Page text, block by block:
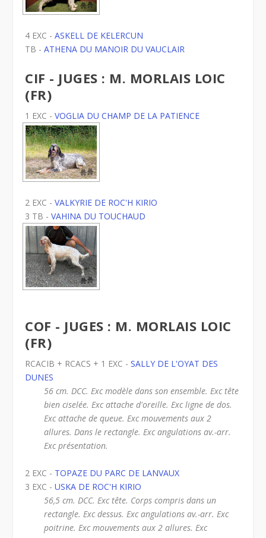
4 EXC -ASKELL DE KELERCUN
TB -ATHENA DU MANOIR DU VAUCLAIR
CIF - JUGES : M. MORLAIS LOIC
(FR)
1 EXC -VOGLIA DU CHAMP DE LA PATIENCE
2 EXC -VALKYRIE DE ROC'H KIRIO
3 TB -VAHINA DU TOUCHAUD
COF - JUGES : M. MORLAIS LOIC
(FR)
RCACIB + RCACS + 1 EXC -SALLY DE L'OYAT DES
DUNES
56 cm. DCC. Exc modèle dans son ensemble. Exc tête
bien ciselée. Exc attache d'oreille. Exc ligne de dos.
Exc attache de queue. Exc mouvements aux 2
allures. Dans le rectangle. Exc angulations av.-arr.
Exc présentation.
2 EXC - TOPAZE DU PARC DE LANVAUX
3 EXC -USKA DE ROC'H KIRIO
56,5 cm. DCC. Exc tête. Corps compris dans un
rectangle. Exc dessus. Exc angulations av.-arr. Exc
poitrine. Exc mouvements aux 2 allures. Exc